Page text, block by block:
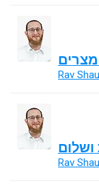
Rav
ושלום
Rav